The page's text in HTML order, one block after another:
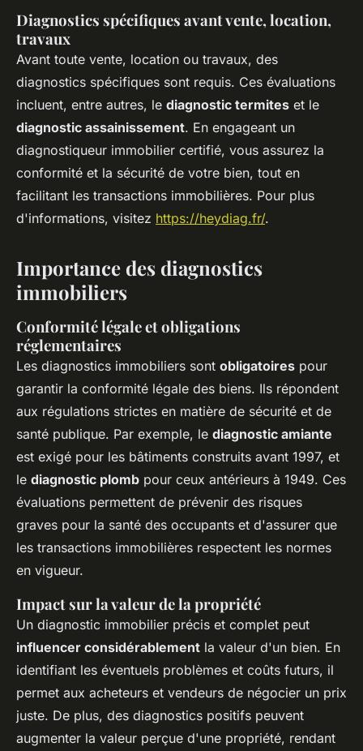
Diagnostics spécifiques avant vente, location,
travaux
Avant toute vente, location ou travaux, des
diagnostics spécifiques sont requis. Ces évaluations
incluent, entre autres, le diagnostic termites et le
diagnostic assainissement. En engageant un
diagnostiqueur immobilier certifié, vous assurez la
conformité et la sécurité de votre bien, tout en
facilitant les transactions immobilières. Pour plus
d'informations, visitez https://heydiag.fr/.
Importance des diagnostics
immobiliers
Conformité légale et obligations
réglementaires
Les diagnostics immobiliers sont obligatoires pour
garantir la conformité légale des biens. Ils répondent
aux régulations strictes en matière de sécurité et de
santé publique. Par exemple, le diagnostic amiante
est exigé pour les bâtiments construits avant 1997, et
le diagnostic plomb pour ceux antérieurs à 1949. Ces
évaluations permettent de prévenir des risques
graves pour la santé des occupants et d'assurer que
les transactions immobilières respectent les normes
en vigueur.
Impact sur la valeur de la propriété
Un diagnostic immobilier précis et complet peut
influencer considérablement la valeur d'un bien. En
identifiant les éventuels problèmes et coûts futurs, il
permet aux acheteurs et vendeurs de négocier un prix
juste. De plus, des diagnostics positifs peuvent
augmenter la valeur perçue d'une propriété, rendant